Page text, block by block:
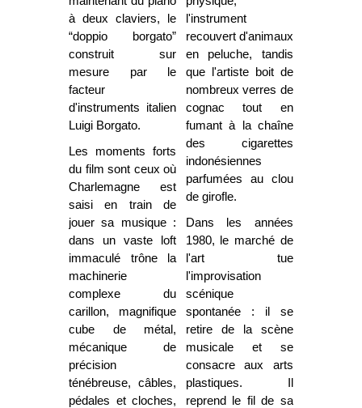
à deux claviers, le
“doppio borgato”
construit sur
mesure par le
facteur
d'instruments italien
Luigi Borgato.
Les moments forts
du film sont ceux où
Charlemagne est
saisi en train de
jouer sa musique :
dans un vaste loft
immaculé trône la
machinerie
complexe du
carillon, magnifique
cube de métal,
mécanique de
précision
ténébreuse, câbles,
pédales et cloches,
l'instrument
recouvert d'animaux
en peluche, tandis
que l'artiste boit de
nombreux verres de
cognac tout en
fumant à la chaîne
des cigarettes
indonésiennes
parfumées au clou
de girofle.
Dans les années
1980, le marché de
l'art tue
l'improvisation
scénique
spontanée : il se
retire de la scène
musicale et se
consacre aux arts
plastiques. Il
reprend le fil de sa